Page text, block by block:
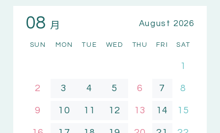
08 月 August 2026
SUN MON TUE WED THU FRI SAT
1
2 3 4 5 6 7 8
9 10 11 12 13 14 15